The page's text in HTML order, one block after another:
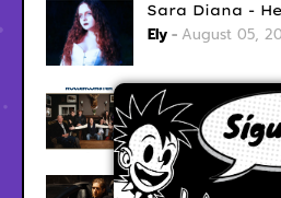
Sara Diana -
Ely August 05,
Good Vibes
Don't Care
Ely August 05,
Hyperwulf -